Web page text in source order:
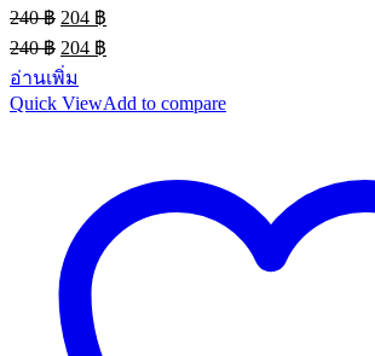
240฿ Original
price
was:
240 ฿.
204 ฿
price
is:
240฿ Original
price
was:
240 ฿.
204 ฿
price
204 ฿.
อ่านเพิ่ม
Quick ViewAdd to compare